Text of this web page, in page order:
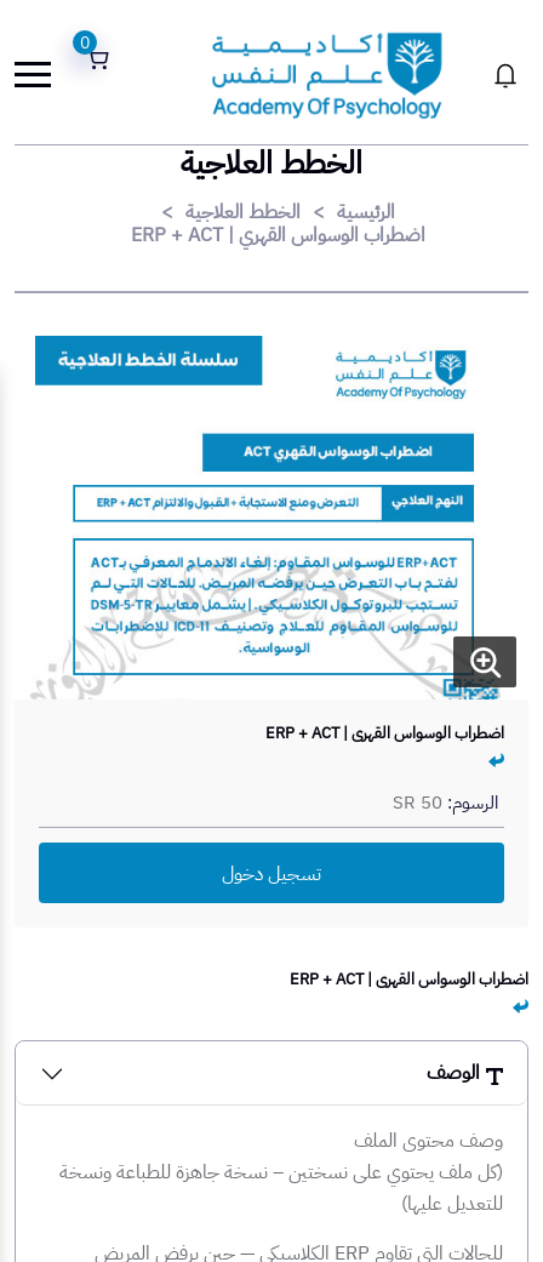
0
الخطط العلاجية
الرئيسية > الخطط العلاجية >
اضطراب الوسواس القهري | ERP + ACT
اضطراب الوسواس القهري | ERP + ACT
الوصف
وصف محتوى الملف
(كل ملف يحتوي على نسختين – نسخة جاهزة للطباعة ونسخة
للتعديل عليها)
للحالات التي تقاوم ERP الكلاسيكي — حين يرفض المريض
اضطراب الوسواس القهري | ERP + ACT
الرسوم:
تسجيل دخول